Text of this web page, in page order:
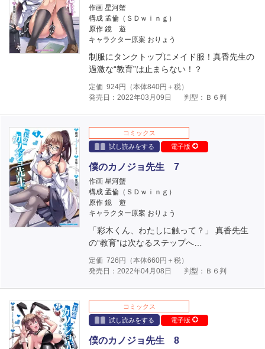
作画 星河蟹
構成 孟倫（ＳＤｗｉｎｇ）
原作 鏡 遊
キャラクター原案 おりょう
制服にタンクトップにメイド服！真香先生の
過激な“教育”は止まらない！？
定価 924円（本体840円＋税）
発売日：2022年03月09日
判型：Ｂ６判
コミックス
試し読みをする
電子版
僕のカノジョ先生 7
作画 星河蟹
構成 孟倫（ＳＤｗｉｎｇ）
原作 鏡 遊
キャラクター原案 おりょう
「彩木くん、わたしに触って？」 真香先生
の“教育”は次なるステップへ…
定価 726 円（本体660円＋税）
発売日：2022年04月08日
判型：Ｂ６判
コミックス
試し読みをする
電子版
僕のカノジョ先生 8